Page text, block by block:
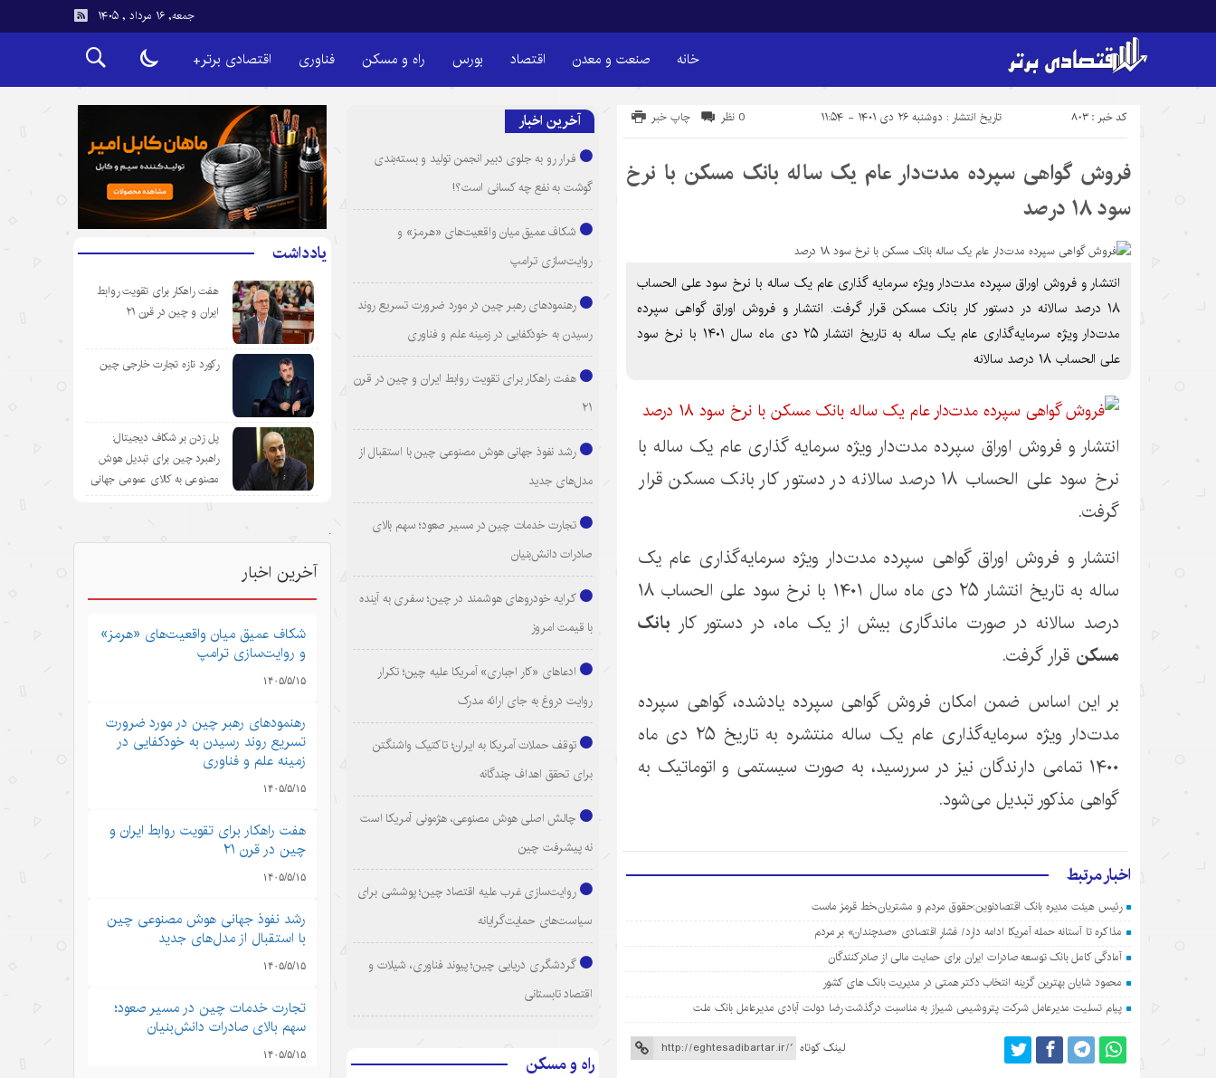
جمعه, ۱۶ مرداد , ۱۴۰۵
خانه صنعت و معدن اقتصاد بورس راه و مسکن فناوری اقتصادی برتر+
تاریخ انتشار : دوشنبه ۲۶ دی ۱۴۰۱ - ۱۱:۵۴ کد خبر : 803 چاپ خبر 0 نظر
فروش گواهی سپرده مدت‌دار عام یک ساله بانک مسکن با نرخ
سود ۱۸ درصد
انتشار و فروش اوراق سپرده مدت‌دار ویژه سرمایه گذاری عام یک ساله با نرخ سود علی الحساب
۱۸ درصد سالانه در دستور کار بانک مسکن قرار گرفت. انتشار و فروش اوراق گواهی سپرده
مدت‌دار ویژه سرمایه‌گذاری عام یک ساله به تاریخ انتشار ۲۵ دی ماه سال ۱۴۰۱ با نرخ سود
علی الحساب ۱۸ درصد سالانه
انتشار و فروش اوراق سپرده مدت‌دار ویژه سرمایه گذاری عام یک ساله با
نرخ سود علی الحساب ۱۸ درصد سالانه در دستور کار بانک مسکن قرار
گرفت.
انتشار و فروش اوراق گواهی سپرده مدت‌دار ویژه سرمایه‌گذاری عام یک
ساله به تاریخ انتشار ۲۵ دی ماه سال ۱۴۰۱ با نرخ سود علی الحساب ۱۸
درصد سالانه در صورت ماندگاری بیش از یک ماه، در دستور کار بانک
مسکن قرار گرفت.
بر این اساس ضمن امکان فروش گواهی سپرده یادشده، گواهی سپرده
مدت‌دار ویژه سرمایه‌گذاری عام یک ساله منتشره به تاریخ ۲۵ دی ماه
۱۴۰۰ تمامی دارندگان نیز در سررسید، به صورت سیستمی و اتوماتیک به
گواهی مذکور تبدیل می‌شود.
اخبار مرتبط
رئیس هیئت مدیره بانک اقتصادنوین:حقوق مردم و مشتریان،خط قرمز ماست
مذاکره تا آستانه حمله آمریکا ادامه دارد/ فشار اقتصادی «صدچندان» بر مردم
آمادگی کامل بانک توسعه صادرات ایران برای حمایت مالی از صادرکنندگان
محمود شایان بهترین گزینه انتخاب دکتر همتی در مدیریت بانک های کشور
پیام تسلیت مدیرعامل شرکت پتروشیمی شیراز به مناسبت درگذشت رضا دولت آبادی مدیرعامل بانک ملت
لینک کوتاه
آخرین اخبار
فرار رو به جلوی دبیر انجمن تولید و بسته‌بندی
گوشت به نفع چه کسانی است؟!
شکاف عمیق میان واقعیت‌های «هرمز» و
روایت‌سازی ترامپ
رهنمودهای رهبر چین در مورد ضرورت تسریع روند
رسیدن به خودکفایی در زمینه علم و فناوری
هفت راهکار برای تقویت روابط ایران و چین در قرن
۲۱
رشد نفوذ جهانی هوش مصنوعی چین با استقبال از
مدل‌های جدید
تجارت خدمات چین در مسیر صعود؛ سهم بالای
صادرات دانش‌بنیان
کرایه خودروهای هوشمند در چین؛ سفری به آینده
با قیمت امروز
ادعاهای «کار اجباری» آمریکا علیه چین؛ تکرار
روایت دروغ به جای ارائه مدرک
توقف حملات آمریکا به ایران؛ تاکتیک واشنگتن
برای تحقق اهداف چندگانه
چالش اصلی هوش مصنوعی، هژمونی آمریکا است
نه پیشرفت چین
روایت‌سازی غرب علیه اقتصاد چین؛ پوششی برای
سیاست‌های حمایت‌گرایانه
گردشگری دریایی چین؛ پیوند فناوری، شیلات و
اقتصاد تابستانی
راه و مسکن
یادداشت
هفت راهکار برای تقویت روابط
ایران و چین در قرن ۲۱
رکورد تازه تجارت خارجی چین
پل زدن بر شکاف دیجیتال:
راهبرد چین برای تبدیل هوش
مصنوعی به کالای عمومی جهانی
.
آخرین اخبار
شکاف عمیق میان واقعیت‌های «هرمز»
و روایت‌سازی ترامپ
۱۴۰۵/۵/۱۵
رهنمودهای رهبر چین در مورد ضرورت
تسریع روند رسیدن به خودکفایی در
زمینه علم و فناوری
۱۴۰۵/۵/۱۵
هفت راهکار برای تقویت روابط ایران و
چین در قرن ۲۱
۱۴۰۵/۵/۱۵
رشد نفوذ جهانی هوش مصنوعی چین
با استقبال از مدل‌های جدید
۱۴۰۵/۵/۱۵
تجارت خدمات چین در مسیر صعود؛
سهم بالای صادرات دانش‌بنیان
۱۴۰۵/۵/۱۵